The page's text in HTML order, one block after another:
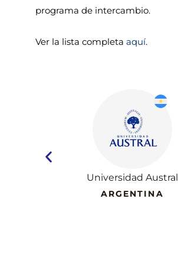
programa de intercambio.
Ver la lista completa aquí.
Universidad Austral
ARGENTINA